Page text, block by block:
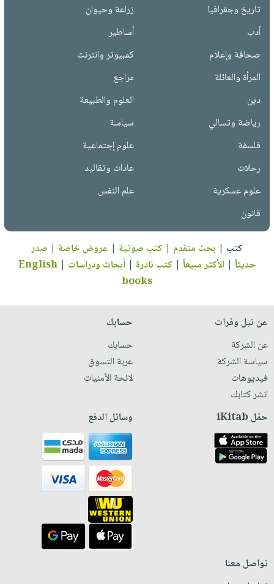
تاريخ وجغرافيا
زراعة وحيوان
أدب
أساطير
صحافة وإعلام
كمبيوتر وانترنت
المرأة والعائلة
مراجع
دين
العلوم والطبيعة
رياضة وتسالي
سياسة
فلسفة
علوم إجتماعية
رحلات
عادات وتقاليد
علوم عسكرية
علم النفس
قانون
كتب | بحث متقدم | كتب صوتية | عروض خاصة | صدر
حديثاً |الأكثر مبيعاً | كتب نادرة |أبحاث ودراسات |
English
books
عن نيل وفرات
عن الشركة
سياسة الشركة
فيديوهات
انشر كتابك
حسابك
حسابك
عربة التسوق
لائحة الأمنيات
حمّل iKitab وسائل الدفع
تواصل معنا